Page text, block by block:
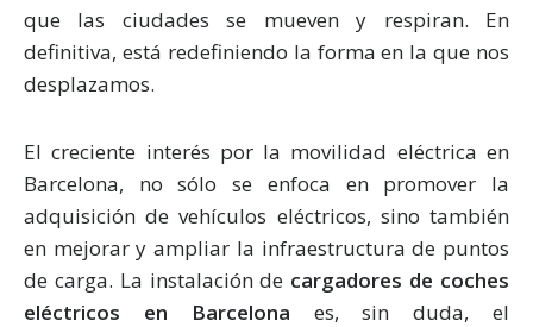
que las ciudades se mueven y respiran. En
definitiva, está redefiniendo la forma en la que nos
desplazamos.
El creciente interés por la movilidad eléctrica en
Barcelona, no sólo se enfoca en promover la
adquisición de vehículos eléctricos, sino también
en mejorar y ampliar la infraestructura de puntos
de carga. La instalación de cargadores de coches
eléctricos en Barcelona es, sin duda, el